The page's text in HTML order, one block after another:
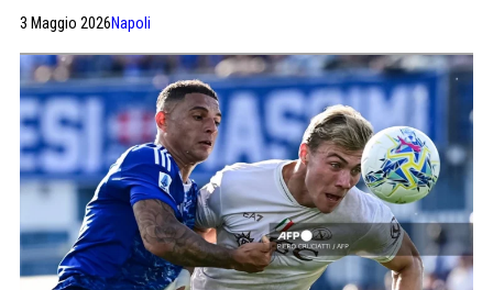
settimana
3 Maggio 2026Napoli